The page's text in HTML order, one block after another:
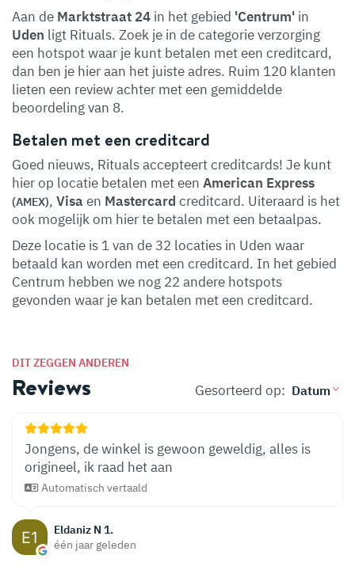
Aan de Marktstraat 24 in het gebied 'Centrum' in
Uden ligt Rituals. Zoek je in de categorie verzorging
een hotspot waar je kunt betalen met een creditcard,
dan ben je hier aan het juiste adres. Ruim 120 klanten
lieten een review achter met een gemiddelde
beoordeling van 8.
Betalen met een creditcard
Goed nieuws, Rituals accepteert creditcards! Je kunt
hier op locatie betalen met een American Express
(AMEX), Visa en Mastercard creditcard. Uiteraard is het
ook mogelijk om hier te betalen met een betaalpas.
Deze locatie is 1 van de 32 locaties in Uden waar
betaald kan worden met een creditcard. In het gebied
Centrum hebben we nog 22 andere hotspots
gevonden waar je kan betalen met een creditcard.
DIT ZEGGEN ANDEREN
Reviews Gesorteerd op:
Eldaniz N 1.
één jaar geleden
Jongens, de winkel is gewoon geweldig, alles is
origineel, ik raad het aan
Automatisch vertaald